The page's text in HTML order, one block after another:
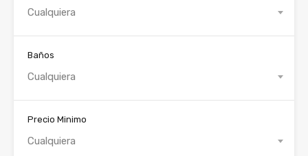
Cualquiera
Baños
Cualquiera
Precio Minimo
Cualquiera